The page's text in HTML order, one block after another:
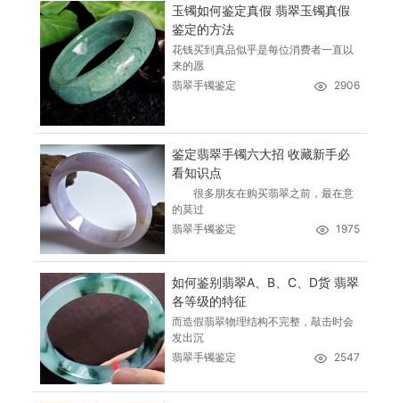
玉镯如何鉴定真假 翡翠玉镯真假
鉴定的方法
花钱买到真品似乎是每位消费者一直以
来的愿
翡翠手镯鉴定
2906
鉴定翡翠手镯六大招 收藏新手必
看知识点
很多朋友在购买翡翠之前，最在意
的莫过
翡翠手镯鉴定
1975
如何鉴别翡翠A、B、C、D货 翡翠
各等级的特征
而造假翡翠物理结构不完整，敲击时会
发出沉
翡翠手镯鉴定
2547